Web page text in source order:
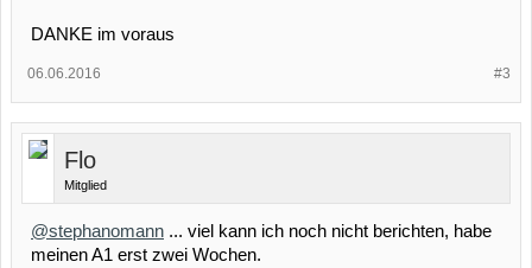
DANKE im voraus
#3
06.06.2016
Flo
Mitglied
@stephanomann ... viel kann ich noch nicht berichten, habe
meinen A1 erst zwei Wochen.